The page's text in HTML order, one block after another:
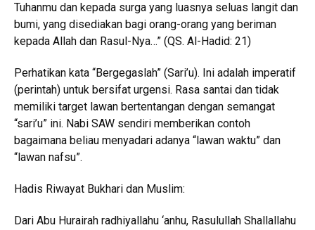
Tuhanmu dan kepada surga yang luasnya seluas langit dan
bumi, yang disediakan bagi orang-orang yang beriman
kepada Allah dan Rasul-Nya…” (QS. Al-Hadid: 21)
Perhatikan kata “Bergegaslah” (Sari’u). Ini adalah imperatif
(perintah) untuk bersifat urgensi. Rasa santai dan tidak
memiliki target lawan bertentangan dengan semangat
“sari’u” ini. Nabi SAW sendiri memberikan contoh
bagaimana beliau menyadari adanya “lawan waktu” dan
“lawan nafsu”.
Hadis Riwayat Bukhari dan Muslim:
Dari Abu Hurairah radhiyallahu ‘anhu, Rasulullah Shallallahu